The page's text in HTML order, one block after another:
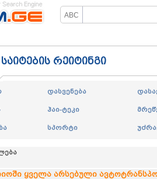
რეიტინგი
დასვენება
ჰაი-ტეკი
სპორტი
ყველა არსებული